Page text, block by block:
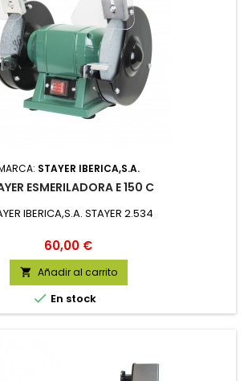
STAYER IBERICA,S.A.
ESMERILADORA E 150 C
IBERICA,S.A. STAYER 2.534
Precio
60,00 €
 Añadir al carrito
 En stock